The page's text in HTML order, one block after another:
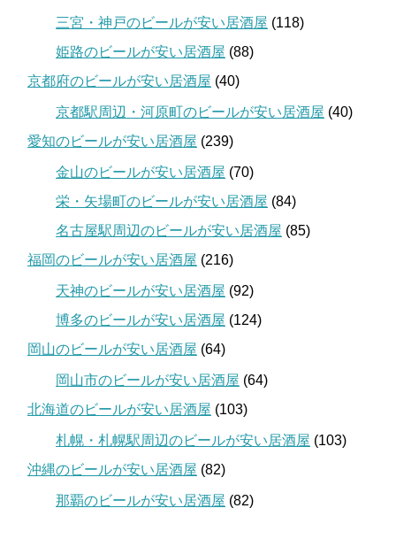
三宮・神戸のビールが安い居酒屋 (118)
姫路のビールが安い居酒屋 (88)
京都府のビールが安い居酒屋 (40)
京都駅周辺・河原町のビールが安い居酒屋 (40)
愛知のビールが安い居酒屋 (239)
金山のビールが安い居酒屋 (70)
栄・矢場町のビールが安い居酒屋 (84)
名古屋駅周辺のビールが安い居酒屋 (85)
福岡のビールが安い居酒屋 (216)
天神のビールが安い居酒屋 (92)
博多のビールが安い居酒屋 (124)
岡山のビールが安い居酒屋 (64)
岡山市のビールが安い居酒屋 (64)
北海道のビールが安い居酒屋 (103)
札幌・札幌駅周辺のビールが安い居酒屋 (103)
沖縄のビールが安い居酒屋 (82)
那覇のビールが安い居酒屋 (82)